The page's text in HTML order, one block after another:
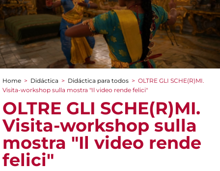
You are here
Home > Didáctica > Didáctica para todos > OLTRE GLI SCHE(R)MI.
Visita-workshop sulla mostra "Il video rende felici"
OLTRE GLI SCHE(R)MI.
Visita-workshop sulla
mostra "Il video rende
felici"